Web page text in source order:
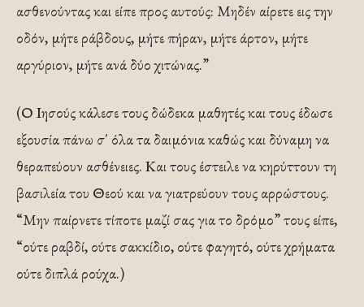
ασθενούντας και είπε προς αυτούς: Μηδέν αίρετε εις την
οδόν, μήτε ράβδους, μήτε πήραν, μήτε άρτον, μήτε
αργύριον, μήτε ανά δύο χιτώνας.”
(Ο Ιησούς κάλεσε τους δώδεκα μαθητές και τους έδωσε
εξουσία πάνω σ΄ όλα τα δαιμόνια καθώς και δύναμη να
θεραπεύουν ασθένειες. Και τους έστειλε να κηρύττουν τη
βασιλεία του Θεού και να γιατρεύουν τους αρρώστους.
“Μην παίρνετε τίποτε μαζί σας για το δρόμο” τους είπε,
“ούτε ραβδί, ούτε σακκίδιο, ούτε φαγητό, ούτε χρήματα
ούτε διπλά ρούχα.)